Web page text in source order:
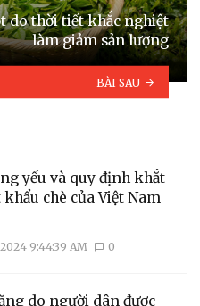
do thời tiết khắc nghiệt
làm giảm sản lượng
BÀI SAU
yếu và quy định khắt
chè của Việt Nam
9:44:39 AM 0
do người dân được